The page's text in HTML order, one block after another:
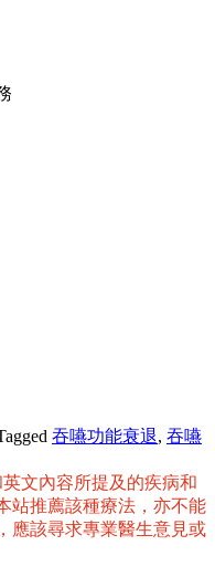
吞嚥功能衰退, 吞嚥
文內容所提及的疾病和
站推薦該種療法，亦不能
應該尋求專業醫生意見或